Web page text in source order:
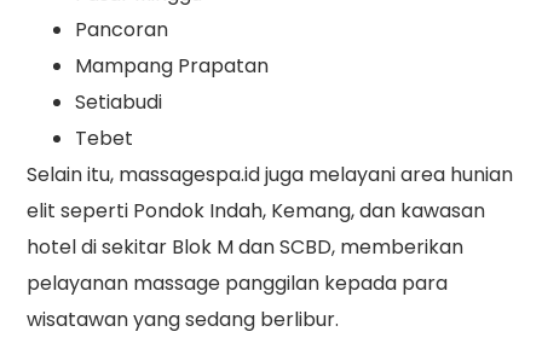
Pancoran
Mampang Prapatan
Setiabudi
Tebet
Selain itu, massagespa.id juga melayani area hunian
elit seperti Pondok Indah, Kemang, dan kawasan
hotel di sekitar Blok M dan SCBD, memberikan
pelayanan massage panggilan kepada para
wisatawan yang sedang berlibur.